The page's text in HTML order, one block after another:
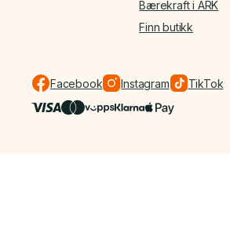
Bærekraft i ARK
Finn butikk
Facebook Instagram TikTok